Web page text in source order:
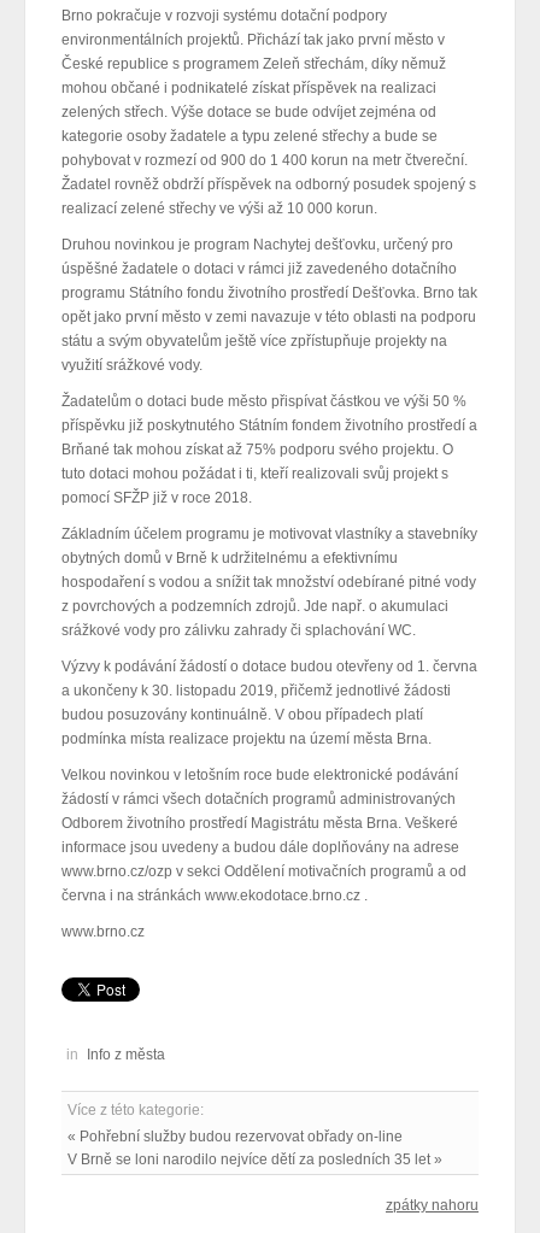
Brno pokračuje v rozvoji systému dotační podpory
environmentálních projektů. Přichází tak jako první město v
České republice s programem Zeleň střechám, díky němuž
mohou občané i podnikatelé získat příspěvek na realizaci
zelených střech. Výše dotace se bude odvíjet zejména od
kategorie osoby žadatele a typu zelené střechy a bude se
pohybovat v rozmezí od 900 do 1 400 korun na metr čtvereční.
Žadatel rovněž obdrží příspěvek na odborný posudek spojený s
realizací zelené střechy ve výši až 10 000 korun.
Druhou novinkou je program Nachytej dešťovku, určený pro
úspěšné žadatele o dotaci v rámci již zavedeného dotačního
programu Státního fondu životního prostředí Dešťovka. Brno tak
opět jako první město v zemi navazuje v této oblasti na podporu
státu a svým obyvatelům ještě více zpřístupňuje projekty na
využití srážkové vody.
Žadatelům o dotaci bude město přispívat částkou ve výši 50 %
příspěvku již poskytnutého Státním fondem životního prostředí a
Brňané tak mohou získat až 75% podporu svého projektu. O
tuto dotaci mohou požádat i ti, kteří realizovali svůj projekt s
pomocí SFŽP již v roce 2018.
Základním účelem programu je motivovat vlastníky a stavebníky
obytných domů v Brně k udržitelnému a efektivnímu
hospodaření s vodou a snížit tak množství odebírané pitné vody
z povrchových a podzemních zdrojů. Jde např. o akumulaci
srážkové vody pro zálivku zahrady či splachování WC.
Výzvy k podávání žádostí o dotace budou otevřeny od 1. června
a ukončeny k 30. listopadu 2019, přičemž jednotlivé žádosti
budou posuzovány kontinuálně. V obou případech platí
podmínka místa realizace projektu na území města Brna.
Velkou novinkou v letošním roce bude elektronické podávání
žádostí v rámci všech dotačních programů administrovaných
Odborem životního prostředí Magistrátu města Brna. Veškeré
informace jsou uvedeny a budou dále doplňovány na adrese
www.brno.cz/ozp v sekci Oddělení motivačních programů a od
června i na stránkách www.ekodotace.brno.cz .
www.brno.cz
in Info z města
Více z této kategorie:
« Pohřební služby budou rezervovat obřady on-line
V Brně se loni narodilo nejvíce dětí za posledních 35 let »
zpátky nahoru